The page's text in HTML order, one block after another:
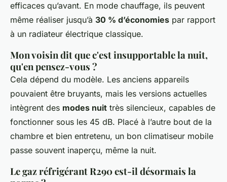
efficaces qu’avant. En mode chauffage, ils peuvent
même réaliser jusqu’à 30 % d’économies par rapport
à un radiateur électrique classique.
Mon voisin dit que c'est insupportable la nuit,
qu'en pensez-vous ?
Cela dépend du modèle. Les anciens appareils
pouvaient être bruyants, mais les versions actuelles
intègrent des modes nuit très silencieux, capables de
fonctionner sous les 45 dB. Placé à l’autre bout de la
chambre et bien entretenu, un bon climatiseur mobile
passe souvent inaperçu, même la nuit.
Le gaz réfrigérant R290 est-il désormais la